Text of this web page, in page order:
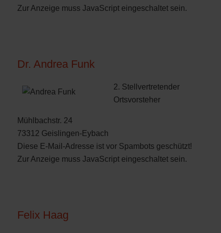
Zur Anzeige muss JavaScript eingeschaltet sein.
Dr. Andrea Funk
2. Stellvertretender
Ortsvorsteher
Mühlbachstr. 24
73312 Geislingen-Eybach
Diese E-Mail-Adresse ist vor Spambots geschützt!
Zur Anzeige muss JavaScript eingeschaltet sein.
Felix Haag